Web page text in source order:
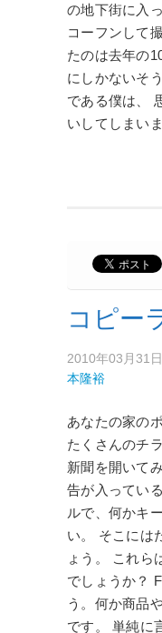
の地下街に入
コーフンして
たのは去年の
にしかないそ
である僕は、
いしてしまいま
コピー
2010年03月31日
本隆裕
あなたの家の
たくさんのチ
新聞を開いて
告が入ってい
ルで、何かキ
い。 そこには
ょう。 これら
でしょうか？
う。何か商品
です。 単純に